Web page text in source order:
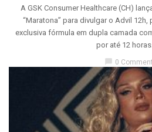
A GSK Consumer Healthcare (CH)
“Maratona” para divulgar o Advil
exclusiva fórmula em dupla camada
por até 12 horas.
0 Comment